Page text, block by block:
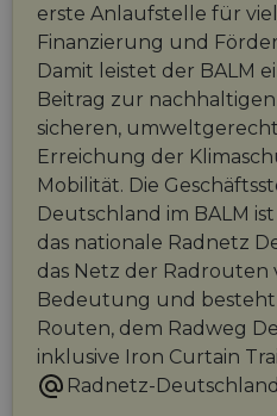
erste Anlaufstelle für
Finanzierung und
Damit leistet der BALM
Beitrag zur
sicheren,
Erreichung der
Mobilität. Die
Deutschland im BALM
das nationale Radnetz
das Netz der Radrouten
Bedeutung und besteht
Routen, dem Radweg
inklusive Iron Curtain
Radnetz-